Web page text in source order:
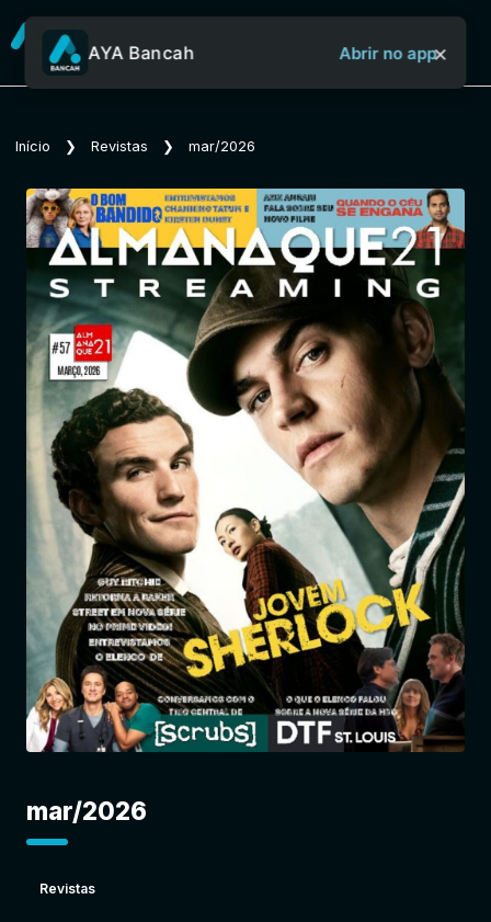
Sobre o Aya Bancah
Início
Revistas
Jornais
Notícias
Entrar
AYA Bancah Abrir no app×
Início ❯ Revistas ❯ mar/2026
mar/2026
Revistas